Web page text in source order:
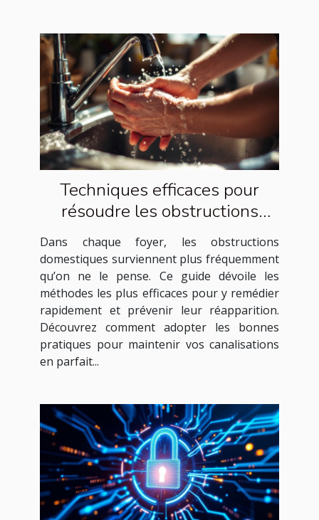
Techniques efficaces pour
résoudre les obstructions
domestiques courantes
Dans chaque foyer, les obstructions
domestiques surviennent plus fréquemment
qu’on ne le pense. Ce guide dévoile les
méthodes les plus efficaces pour y remédier
rapidement et prévenir leur réapparition.
Découvrez comment adopter les bonnes
pratiques pour maintenir vos canalisations
en parfait...